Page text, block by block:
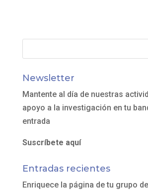
Newsletter
Mantente al día de nuestras
apoyo a la investigación en tu
entrada
Suscríbete aquí
Entradas recientes
Enriquece la página de tu grupo